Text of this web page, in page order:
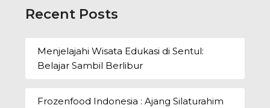
Recent Posts
Menjelajahi Wisata Edukasi di Sentul:
Belajar Sambil Berlibur
Frozenfood Indonesia : Ajang Silaturahim